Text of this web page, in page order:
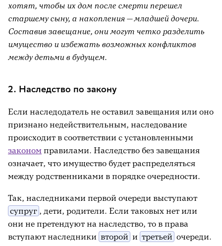
хотят, чтобы их дом после смерти перешел
старшему сыну, а накопления — младшей дочери.
Составив завещание, они могут четко разделить
имущество и избежать возможных конфликтов
между детьми в будущем.
2. Наследство по закону
Если наследодатель не оставил завещания или оно
признано недействительным, наследование
происходит в соответствии с установленными
законом правилами. Наследство без завещания
означает, что имущество будет распределяться
между родственниками в порядке очередности.
Так, наследниками первой очереди выступают
супруг , дети, родители. Если таковых нет или
они не претендуют на наследство, то в права
вступают наследники второй и третьей очереди.